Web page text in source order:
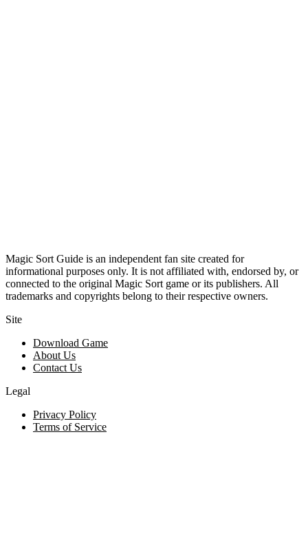
Magic Sort Guide is an independent fan site created for
informational purposes only. It is not affiliated with, endorsed by, or
connected to the original Magic Sort game or its publishers. All
trademarks and copyrights belong to their respective owners.
Site
Download Game
About Us
Contact Us
Legal
Privacy Policy
Terms of Service